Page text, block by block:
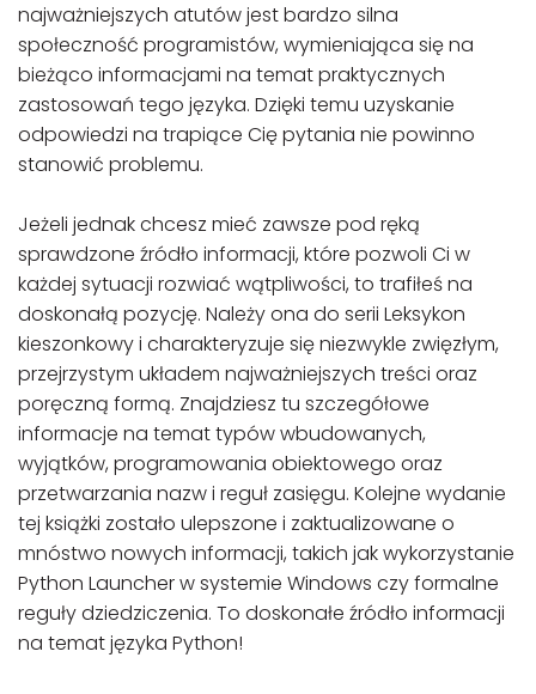
najważniejszych atutów jest bardzo silna
społeczność programistów, wymieniająca się na
bieżąco informacjami na temat praktycznych
zastosowań tego języka. Dzięki temu uzyskanie
odpowiedzi na trapiące Cię pytania nie powinno
stanowić problemu.
Jeżeli jednak chcesz mieć zawsze pod ręką
sprawdzone źródło informacji, które pozwoli Ci w
każdej sytuacji rozwiać wątpliwości, to trafiłeś na
doskonałą pozycję. Należy ona do serii Leksykon
kieszonkowy i charakteryzuje się niezwykle zwięzłym,
przejrzystym układem najważniejszych treści oraz
poręczną formą. Znajdziesz tu szczegółowe
informacje na temat typów wbudowanych,
wyjątków, programowania obiektowego oraz
przetwarzania nazw i reguł zasięgu. Kolejne wydanie
tej książki zostało ulepszone i zaktualizowane o
mnóstwo nowych informacji, takich jak wykorzystanie
Python Launcher w systemie Windows czy formalne
reguły dziedziczenia. To doskonałe źródło informacji
na temat języka Python!